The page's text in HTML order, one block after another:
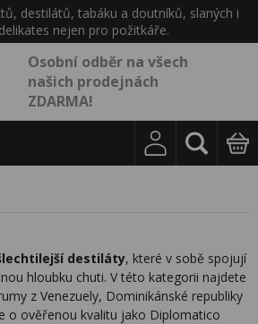
destilátů, tabáku a doutníků, slaných i
nejen pro požitkáře.
Osobní odběr na všech
našich prodejnách
ZDARMA!
destiláty, které v sobě spojují
hloubku chuti. V této kategorii najdete
z Venezuely, Dominikánské republiky
o ověřenou kvalitu jako Diplomatico